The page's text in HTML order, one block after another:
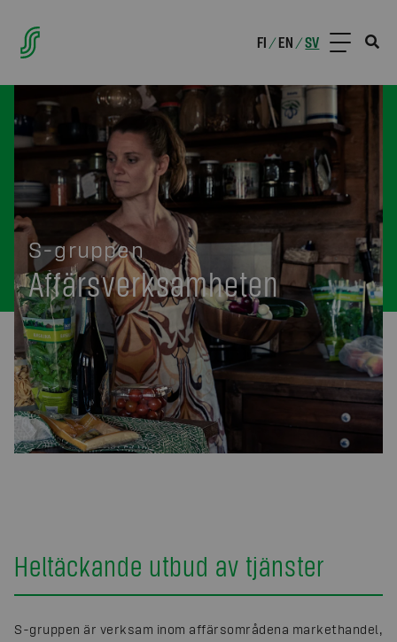
FI /EN /SV
S-gruppen
Affärsverksamheten
Heltäckande utbud av tjänster
S-gruppen är verksam inom affärsområdena markethandel,